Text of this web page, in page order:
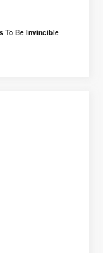
To Be Invincible